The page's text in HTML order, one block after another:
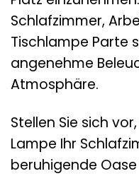
Schlafzimmer,
Tischlampe Parte
angenehme
Atmosphäre.
Stellen Sie sich
Lampe Ihr
beruhigende